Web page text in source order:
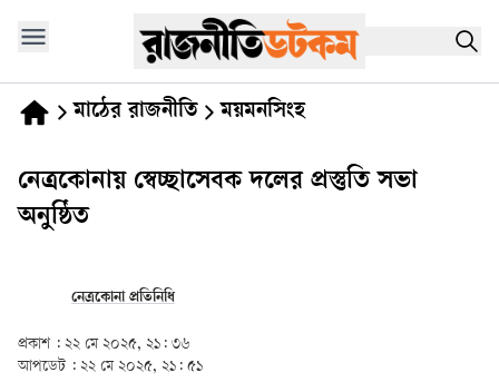
মাঠের রাজনীতি ময়মনসিংহ
নেত্রকোনায় স্বেচ্ছাসেবক দলের প্রস্তুতি সভা
অনুষ্ঠিত
নেত্রকোনা প্রতিনিধি
প্রকাশ : ২২ মে ২০২৫, ২১: ৩৬
আপডেট : ২২ মে ২০২৫, ২১: ৫১